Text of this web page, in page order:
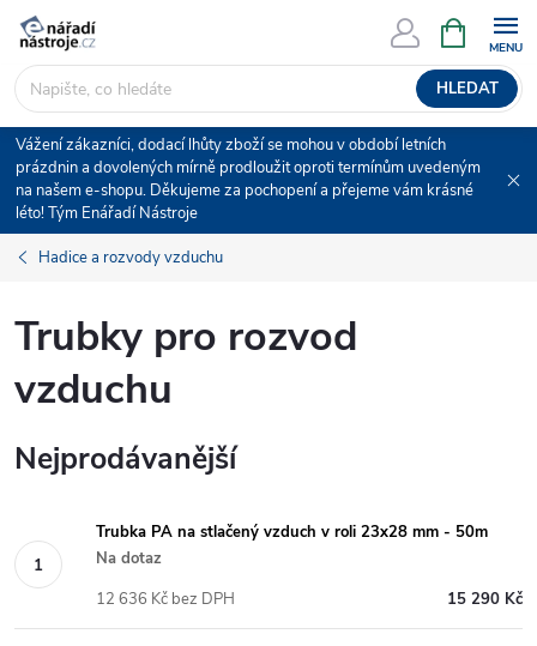
Přejít
obsah
HLEDAT
NÁKUPNÍ
KOŠÍK
Vážení zákazníci, dodací lhůty zboží se mohou v období letních
prázdnin a dovolených mírně prodloužit oproti termínům uvedeným
na našem e-shopu. Děkujeme za pochopení a přejeme vám krásné
léto! Tým Enářadí Nástroje
Hadice a rozvody vzduchu
Trubky pro rozvod
vzduchu
Nejprodávanější
Trubka PA na stlačený vzduch v roli 23x28 mm - 50m
Na dotaz
15 290 Kč
12 636 Kč bez DPH